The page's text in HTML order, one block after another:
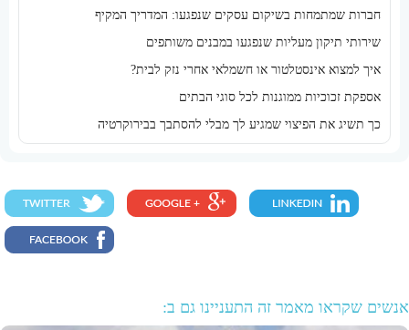
חברות שמתמחות בשיקום עסקים שנפגעו: המדריך המקיף
שירותי תיקון מעליות שנפגעו במבנים משותפים
איך למצוא אינסטלטור או חשמלאי אחרי נזק לבית?
אספקת זכוכיות ממוגנות לכל סוגי הבתים
כך תשיג את הפיצוי שמגיע לך מבלי להסתבך בבירוקרטיה
אנשים שקראו מאמר זה התעניינו גם ב: